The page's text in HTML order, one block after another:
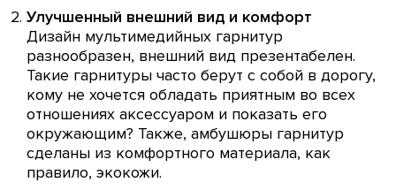
Улучшенный внешний вид и комфорт
Дизайн мультимедийных гарнитур
разнообразен, внешний вид презентабелен.
Такие гарнитуры часто берут с собой в дорогу,
кому не хочется обладать приятным во всех
отношениях аксессуаром и показать его
окружающим? Также, амбушюры гарнитур
сделаны из комфортного материала, как
правило, экокожи.